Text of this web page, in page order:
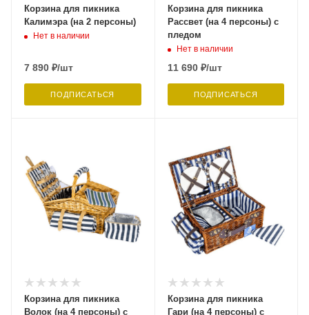
Корзина для пикника
Калимэра (на 2 персоны)
Нет в наличии
7 890 ₽/шт
ПОДПИСАТЬСЯ
Корзина для пикника
Рассвет (на 4 персоны) с
пледом
Нет в наличии
11 690₽/шт
ПОДПИСАТЬСЯ
Корзина для пикника
Волок (на 4 персоны) с
Корзина для пикника
Гари (на 4 персоны) с